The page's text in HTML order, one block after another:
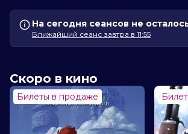
На сегодня сеансов не
Ближайший сеанс завтра в 11:55
Скоро в кино
Билеты в продаже